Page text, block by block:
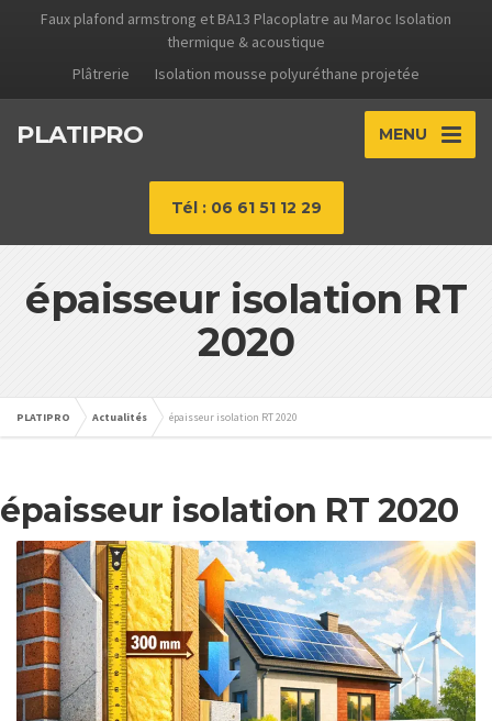
Faux plafond armstrong et BA13 Placoplatre au Maroc Isolation
thermique & acoustique
Plâtrerie
Isolation mousse polyuréthane projetée
PLATIPRO MENU
Tél : 06 61 51 12 29
épaisseur isolation RT
2020
PLATIPRO Actualités épaisseur isolation RT 2020
épaisseur isolation RT 2020